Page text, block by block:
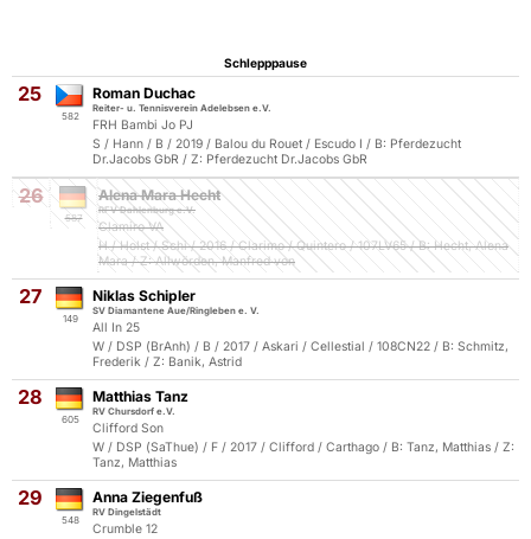
Schlepppause
25
582
Roman Duchac
Reiter- u. Tennisverein Adelebsen e.V.
FRH Bambi Jo PJ
S / Hann / B / 2019 / Balou du Rouet / Escudo I / B: Pferdezucht
Dr.Jacobs GbR / Z: Pferdezucht Dr.Jacobs GbR
26
587
Alena Mara Hecht
RFV Dahlenburg e.V.
Clamiro VA
H / Holst / Schi / 2016 / Clarimo / Quintero / 107LV65 / B: Hecht, Alena
Mara / Z: Allwörden, Manfred von
27
149
Niklas Schipler
SV Diamantene Aue/Ringleben e. V.
All In 25
W / DSP (BrAnh) / B / 2017 / Askari / Cellestial / 108CN22 / B: Schmitz,
Frederik / Z: Banik, Astrid
28
605
Matthias Tanz
RV Chursdorf e.V.
Clifford Son
W / DSP (SaThue) / F / 2017 / Clifford / Carthago / B: Tanz, Matthias / Z:
Tanz, Matthias
29
548
Anna Ziegenfuß
RV Dingelstädt
Crumble 12